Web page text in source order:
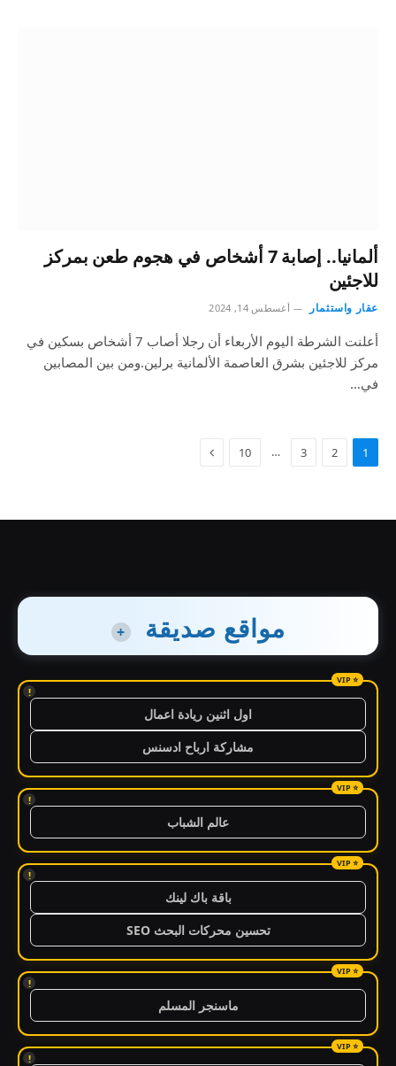
ألمانيا.. إصابة 7 أشخاص في هجوم طعن بمركز
للاجئين
عقار واستثمار أغسطس 14, 2024
أعلنت الشرطة اليوم الأربعاء أن رجلا أصاب 7 أشخاص بسكين في
مركز للاجئين بشرق العاصمة الألمانية برلين.ومن بين المصابين
في…
1
2
3
…
10
مواقع صديقة +
!
اول اثنين ريادة اعمال
مشاركة ارباح ادسنس
!
عالم الشباب
!
باقة باك لينك
تحسين محركات البحث SEO
!
ماسنجر المسلم
!